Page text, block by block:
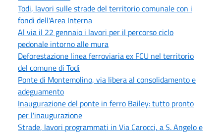
Todi, lavori sulle strade del territorio comunale con i
fondi dell'Area Interna
Al via il 22 gennaio i lavori per il percorso ciclo
pedonale intorno alle mura
Deforestazione linea ferroviaria ex FCU nel territorio
del comune di Todi
Ponte di Montemolino, via libera al consolidamento e
adeguamento
Inaugurazione del ponte in ferro Bailey: tutto pronto
per l'inaugurazione
Strade, lavori programmati in Via Carocci, a S. Angelo e